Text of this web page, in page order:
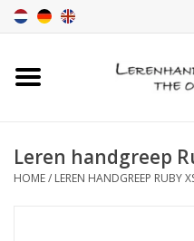
Home
Leren handgreep
HOME/ LEREN HANDGREEP RUBY